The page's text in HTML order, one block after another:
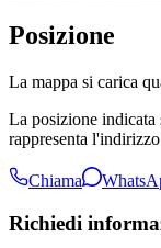
Posizione
La mappa si carica
La posizione indicata
rappresenta
Chiama
Richiedi